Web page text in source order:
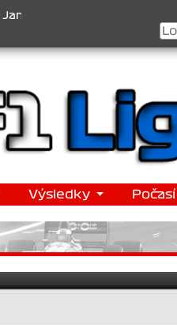
, 2. Jan Nováček , 3.
Výsledky Počasí